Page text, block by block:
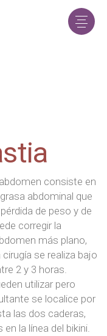
consiste en
abdominal que
de peso y de
corregir la
más plano,
se realiza bajo
2 y 3 horas.
utilizar pero
se localice por
las dos caderas,
la línea del bikini.